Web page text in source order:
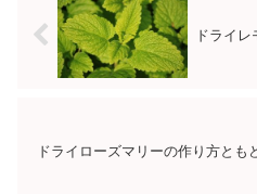
ドライ
ドライローズマリーの作り方とも